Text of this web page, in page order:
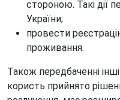
стороною. Такі дії
України;
провести
проживання.
Також передбаченні
користь прийнято